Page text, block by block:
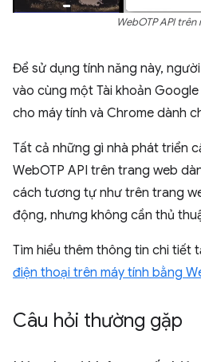
WebOTP API trên
Để sử dụng tính năng này,
vào cùng một Tài khoản
cho máy tính và Chrome dành
Tất cả những gì nhà phát triển
WebOTP API trên trang web
cách tương tự như trên trang
động, nhưng không cần thủ
Tìm hiểu thêm thông tin chi tiết
điện thoại trên máy tính bằng
Câu hỏi thường gặp